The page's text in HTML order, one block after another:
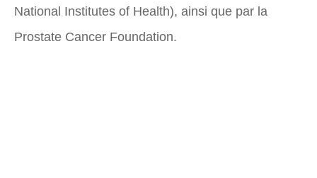
National Institutes of Health), ainsi que par la
Prostate Cancer Foundation.